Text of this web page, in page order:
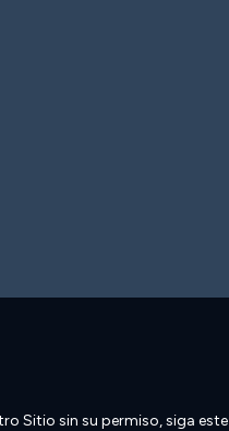
Sitio sin su permiso, siga este